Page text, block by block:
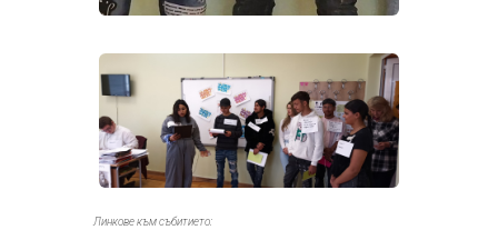
Линкове към събитието: